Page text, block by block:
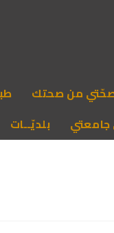
من صحتك
بلديّــات